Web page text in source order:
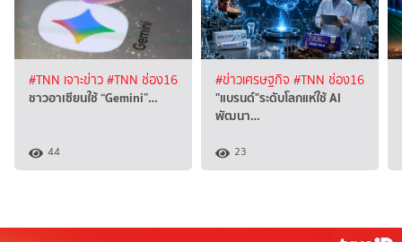
#TNN เจาะข่าว#TNN ช่อง16
ชาวอาเซียนใช้ “Gemini”…
44
#ข่าวเศรษฐกิจ #TNN ช่อง16
"แบรนด์"ระดับโลกแห่ใช้ AI
พัฒนา…
23